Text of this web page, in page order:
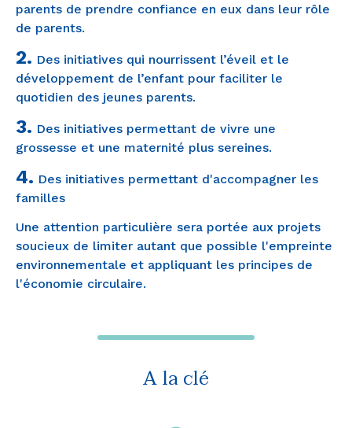
parents de prendre confiance en eux dans leur rôle
de parents.
2. Des initiatives qui nourrissent l’éveil et le
développement de l’enfant pour faciliter le
quotidien des jeunes parents.
3. Des initiatives permettant de vivre une
grossesse et une maternité plus sereines.
4. Des initiatives permettant d'accompagner les
familles
Une attention particulière sera portée aux projets
soucieux de limiter autant que possible l'empreinte
environnementale et appliquant les principes de
l'économie circulaire.
A la clé